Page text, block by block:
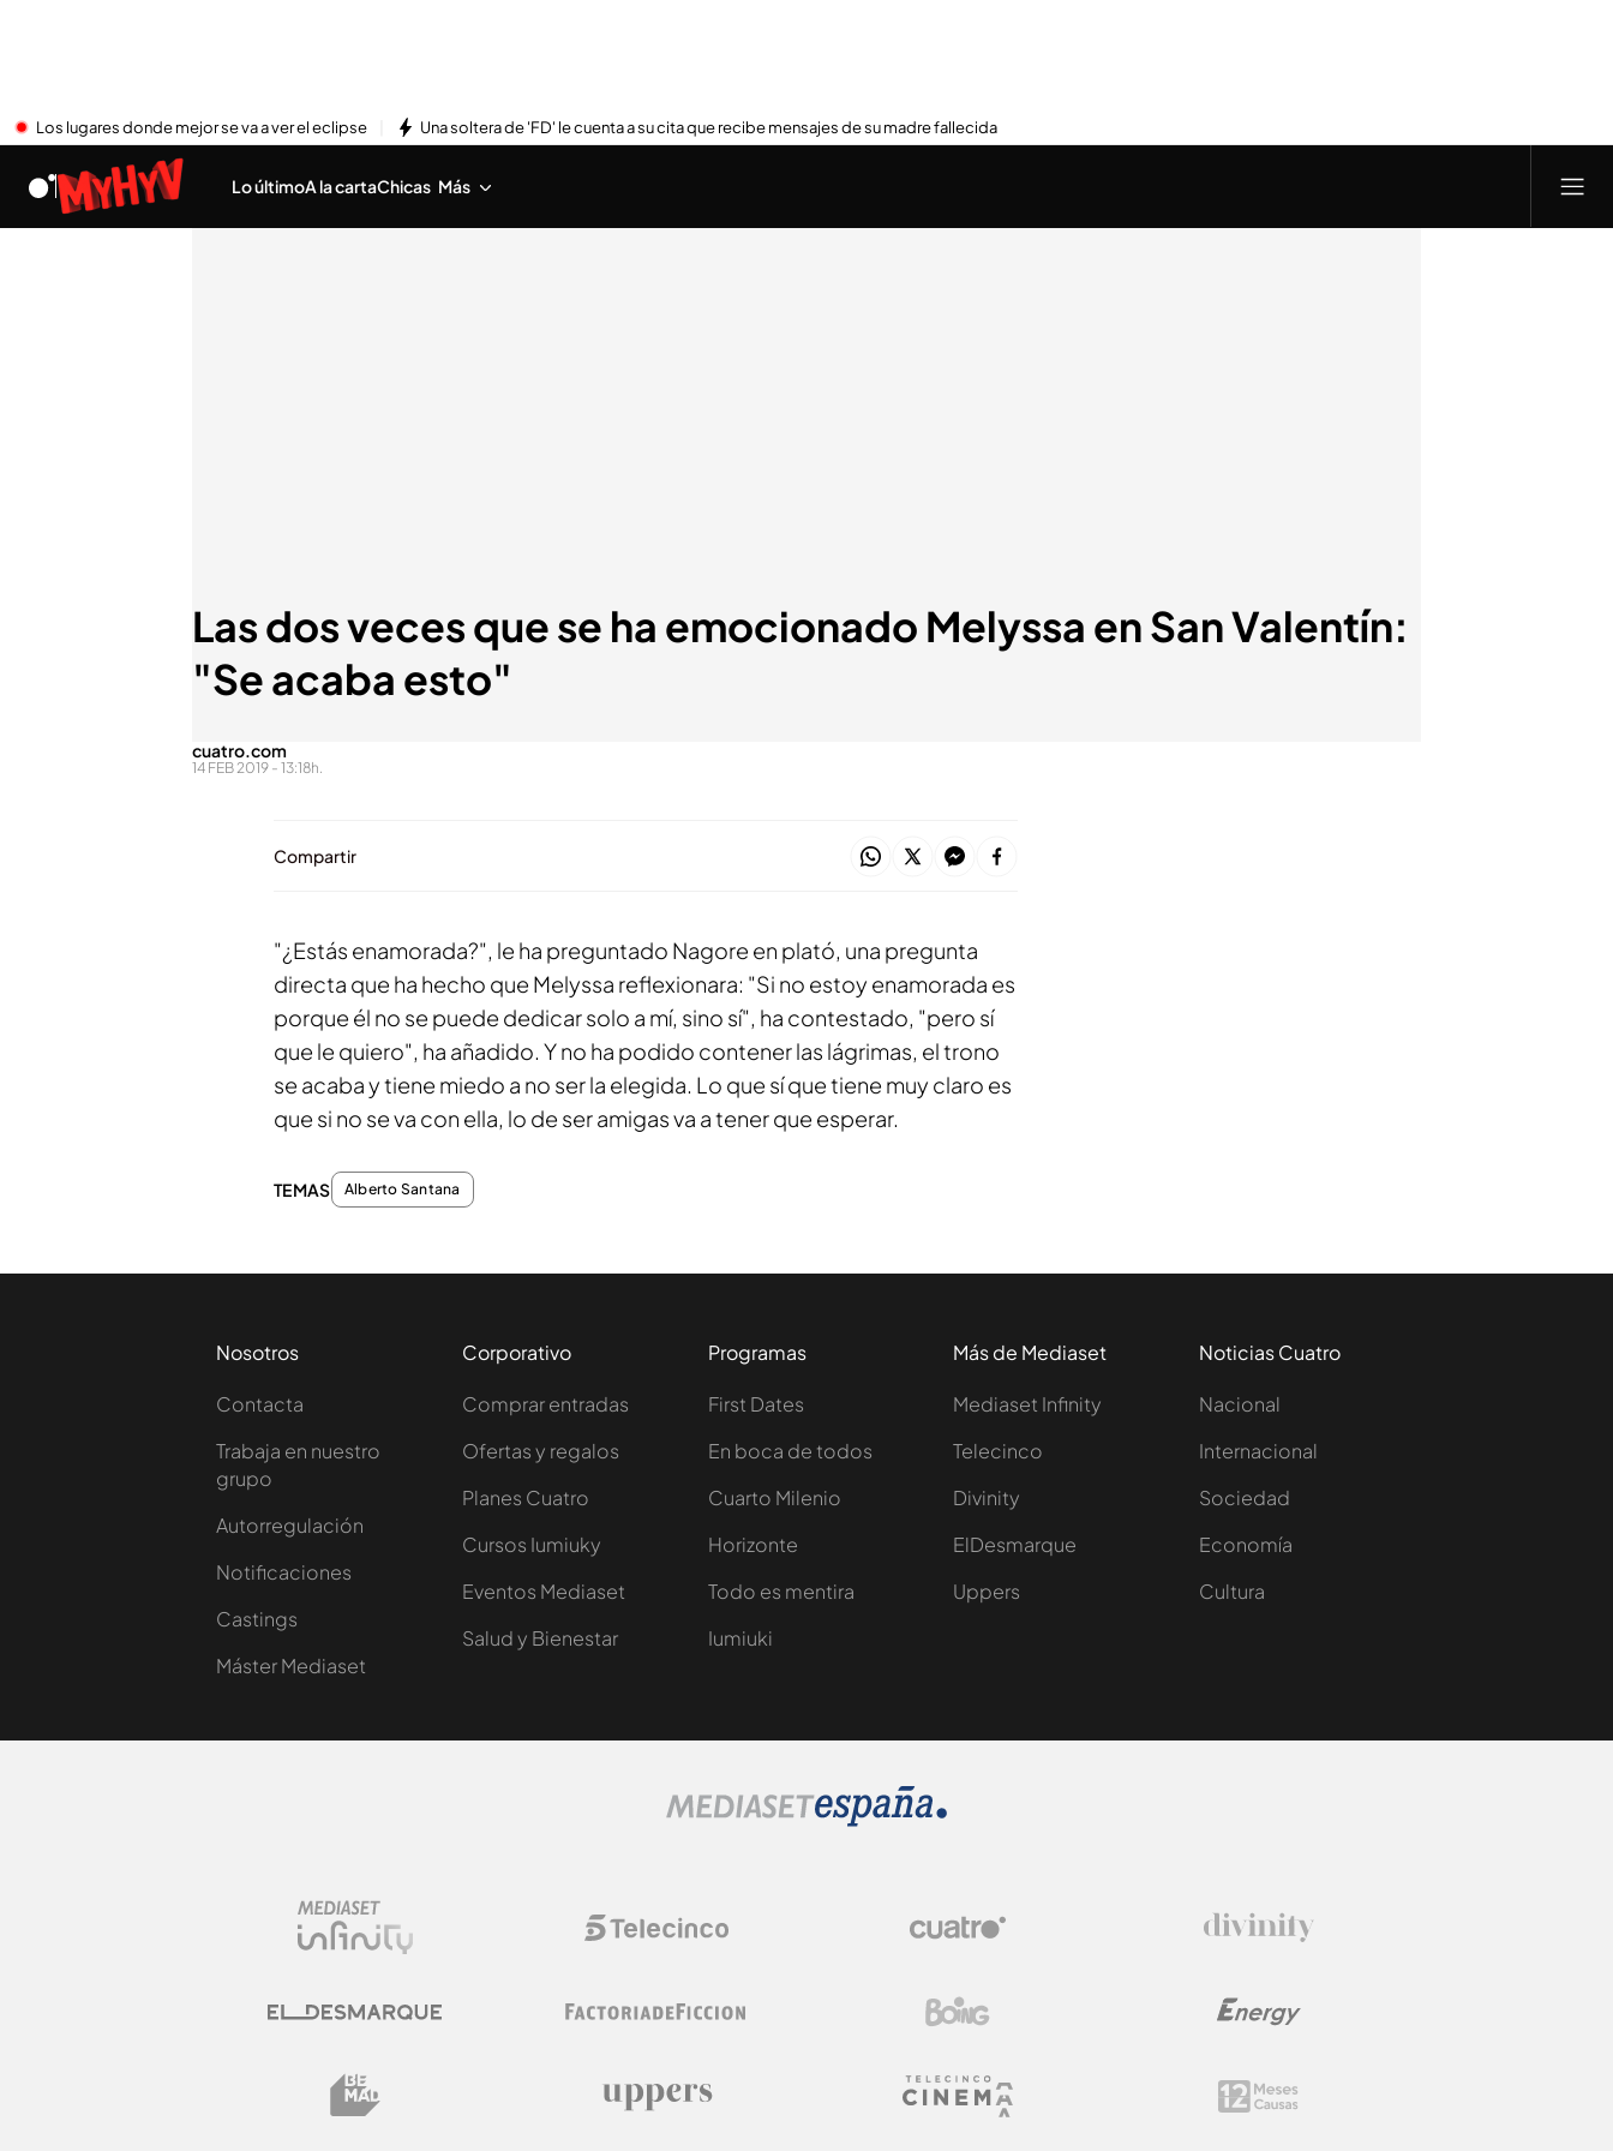
Los lugares donde mejor se va a ver el eclipse Una soltera de 'FD' le cuenta a su cita que recibe mensajes de su madre fallecida
Lo últimoA la cartaChicas Más
Las dos veces que se ha emocionado Melyssa en San Valentín:
"Se acaba esto"
cuatro.com
14 FEB 2019 - 13:18h.
Compartir
"¿Estás enamorada?", le ha preguntado Nagore en plató, una pregunta
directa que ha hecho que Melyssa reflexionara: "Si no estoy enamorada es
porque él no se puede dedicar solo a mí, sino sí", ha contestado, "pero sí
que le quiero", ha añadido. Y no ha podido contener las lágrimas, el trono
se acaba y tiene miedo a no ser la elegida. Lo que sí que tiene muy claro es
que si no se va con ella, lo de ser amigas va a tener que esperar.
TEMAS Alberto Santana
Nosotros
Contacta
Trabaja en nuestro
grupo
Autorregulación
Notificaciones
Castings
Máster Mediaset
Corporativo
Comprar entradas
Ofertas y regalos
Planes Cuatro
Cursos Iumiuky
Eventos Mediaset
Salud y Bienestar
Programas
First Dates
En boca de todos
Cuarto Milenio
Horizonte
Todo es mentira
Iumiuki
Más de Mediaset
Mediaset Infinity
Telecinco
Divinity
ElDesmarque
Uppers
Noticias Cuatro
Nacional
Internacional
Sociedad
Economía
Cultura